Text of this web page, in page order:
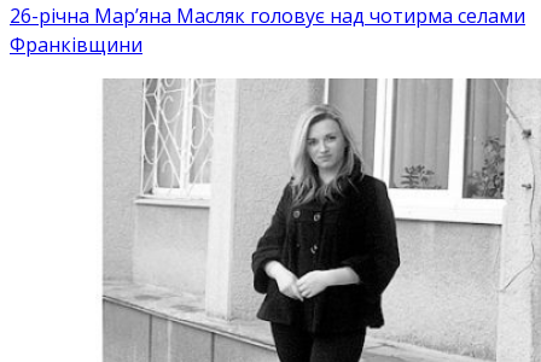
26-річна Мар’яна Масляк головує над чотирма селами
Франківщини